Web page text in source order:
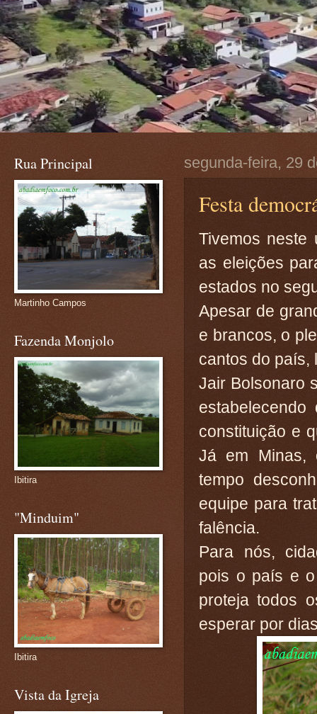
segunda-feira, 29
Festa
Tivemos neste
as eleições
estados no
Apesar de
e brancos, o
cantos do país,
Jair Bolsonaro
constituição e
Já em Minas,
tempo
equipe para
falência.
Para nós,
pois o país e
proteja todos
esperar por
Rua Principal
Martinho Campos
Fazenda Monjolo
Ibitira
"Minduim"
Ibitira
Vista da Igreja